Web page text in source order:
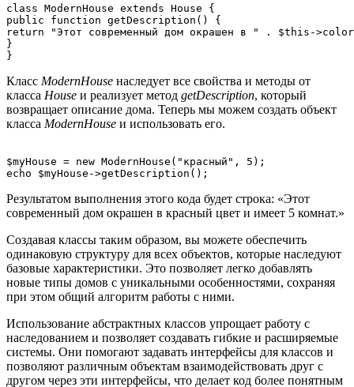
class ModernHouse extends House {
public function getDescription() {
return "Этот современный дом окрашен в " . $this-
}
Класс ModernHouse наследует все свойства и методы от
класса House и реализует метод getDescription, который
возвращает описание дома. Теперь мы можем создать объект
класса ModernHouse и использовать его.
$myHouse = new ModernHouse("красный", 5);
Результатом выполнения этого кода будет строка: «Этот
современный дом окрашен в красный цвет и имеет 5 комнат.»
Создавая классы таким образом, вы можете обеспечить
одинаковую структуру для всех объектов, которые наследуют
базовые характеристики. Это позволяет легко добавлять
новые типы домов с уникальными особенностями, сохраняя
при этом общий алгоритм работы с ними.
Использование абстрактных классов упрощает работу с
наследованием и позволяет создавать гибкие и расширяемые
системы. Они помогают задавать интерфейсы для классов и
позволяют различным объектам взаимодействовать друг с
другом через эти интерфейсы, что делает код более понятным